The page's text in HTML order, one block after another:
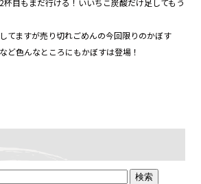
杯目もまだ行ける！いいちこ炭酸だけ足してもう
てますが売り切れごめんの今回限りのかぼす
ど色んなところにもかぼすは登場！